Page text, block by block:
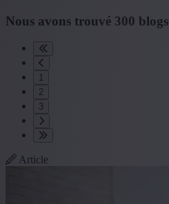
Nous avons trouvé 300 blogs
1
2
3
Article